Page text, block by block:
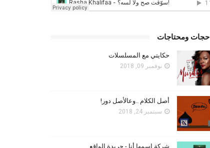
حجات ومحتاجات
حكايتي مع المسلسلات
نوفمبر 09, 2018
أصل الكلام ..وعالأصل دور!
سبتمبر 24, 2018
شركة اسمها أنا - جريدة الواقع